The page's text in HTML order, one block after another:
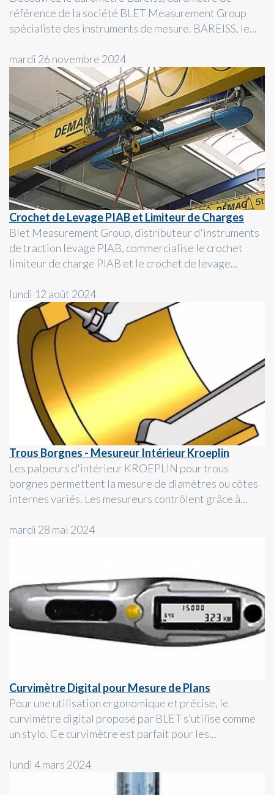
référence de la société BLET Measurement Group
spécialiste des instruments de mesure. BAREISS, le...
mardi 26 novembre 2024
Crochet de Levage PIAB et Limiteur de Charges
Blet Measurement Group, distributeur d'instruments
de traction levage PIAB, commercialise le crochet
limiteur de charge PIAB et le crochet de levage...
lundi 12 août 2024
Trous Borgnes - Mesureur Intérieur Kroeplin
Les palpeurs d'intérieur KROEPLIN pour trous
borgnes permettent la mesure de diamètres ou côtes
internes variés. Les mesureurs contrôlent grâce à...
mardi 28 mai 2024
Curvimètre Digital pour Mesure de Plans
Pour une utilisation ergonomique et précise, le
curvimètre digital proposé par BLET s’utilise comme
un stylo. Ce curvimètre est parfait pour les...
lundi 4 mars 2024